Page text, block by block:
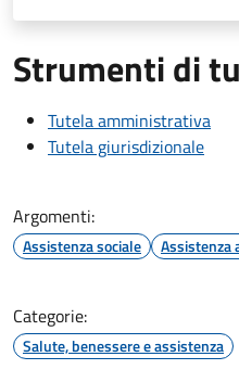
Strumenti di
Tutela amministrativa
Tutela giurisdizionale
Argomenti:
Assistenza sociale Assistenza
Categorie:
Salute, benessere e assistenza